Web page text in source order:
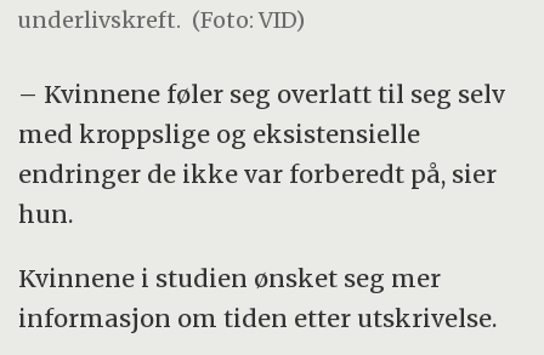
underlivskreft. (Foto: VID)
– Kvinnene føler seg overlatt til seg selv
med kroppslige og eksistensielle
endringer de ikke var forberedt på, sier
hun.
Kvinnene i studien ønsket seg mer
informasjon om tiden etter utskrivelse.